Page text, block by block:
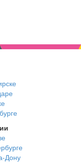
Дону